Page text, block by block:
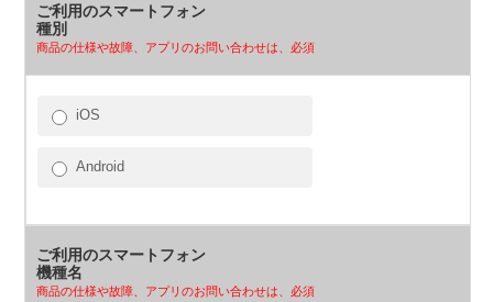
ご利用のスマートフォン
種別
商品の仕様や故障、アプリのお問い合わせは、必須
iOS
Android
ご利用のスマートフォン
機種名
商品の仕様や故障、アプリのお問い合わせは、必須